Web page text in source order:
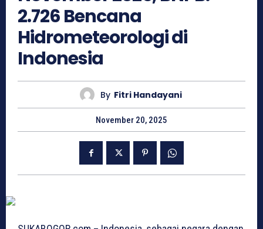
2.726 Bencana
Hidrometeorologi di
Indonesia
By Fitri Handayani
November 20, 2025